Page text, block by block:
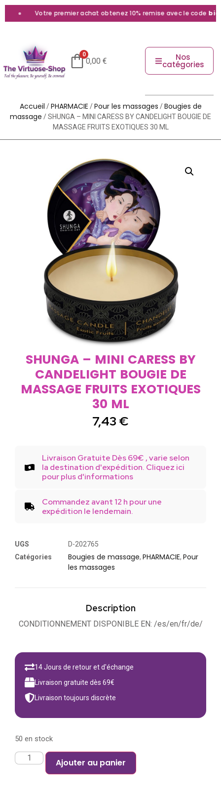
Votre premier achat obtenez 10% remise avec le code
0
0,00 € Nos
catégories
Accueil /PHARMACIE /Pour les massages /Bougies de
massage / SHUNGA – MINI CARESS BY CANDELIGHT BOUGIE DE
MASSAGE FRUITS EXOTIQUES 30 ML
SHUNGA – MINI CARESS BY
CANDELIGHT BOUGIE DE
MASSAGE FRUITS EXOTIQUES
30 ML
7,43 €
Livraison Gratuite Dès 69€ , varie selon
la destination d'expédition. Cliquez ici
pour plus d'informations
Commandez avant 12 h pour une
expédition le lendemain.
UGS
D-202765
Catégories
Bougies de massage, PHARMACIE, Pour
les massages
Description
CONDITIONNEMENT DISPONIBLE EN: /es/en/fr/de/
14 Jours de retour et d'échange
Livraison gratuite dès 69€
Livraison toujours discrète
50 en stock
Ajouter au panier